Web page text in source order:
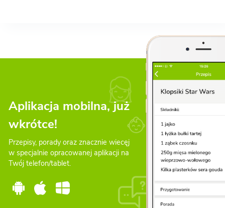
Aplikacja mobilna, już
wkrótce!
Przepisy, porady oraz znacznie wiecęj
w specjalnie opracowanej aplikacji na
Twój telefon/tablet.